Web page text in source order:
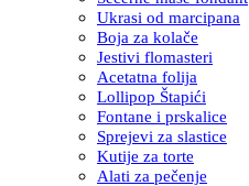
Ukrasi od marcipana
Boja za kolače
Jestivi flomasteri
Acetatna folija
Lollipop Štapići
Fontane i prskalice
Sprejevi za slastice
Kutije za torte
Alati za pečenje